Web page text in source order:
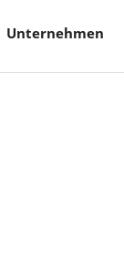
Unternehmen